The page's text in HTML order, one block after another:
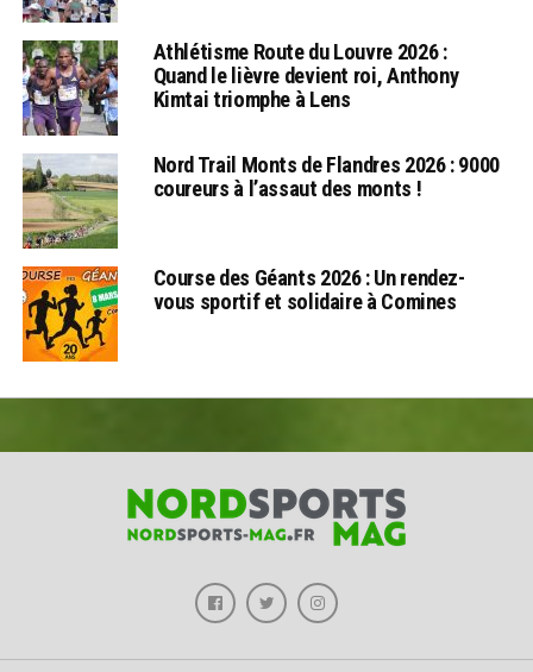
Athlétisme Route du Louvre 2026 :
Quand le lièvre devient roi, Anthony
Kimtai triomphe à Lens
Nord Trail Monts de Flandres 2026 : 9000
coureurs à l’assaut des monts !
Course des Géants 2026 : Un rendez-
vous sportif et solidaire à Comines